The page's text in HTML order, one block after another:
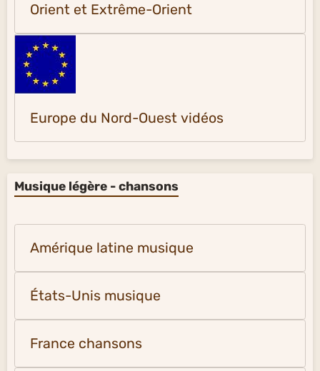
Orient et Extrême-Orient
Europe du Nord-Ouest vidéos
Musique légère - chansons
Amérique latine musique
États-Unis musique
France chansons